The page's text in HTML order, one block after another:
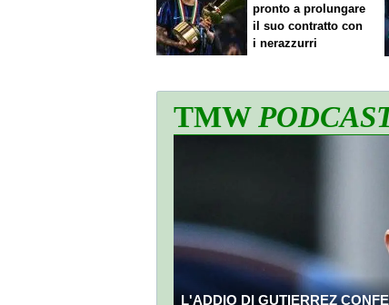
pronto a prolungare
il suo contratto con
i nerazzurri
TMW
L'ADDIO DI GUTIERREZ